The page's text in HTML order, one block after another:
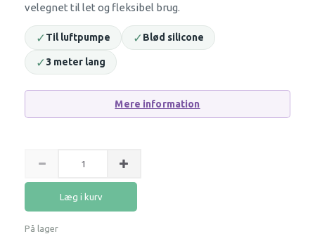
velegnet til let og fleksibel brug.
✓Til luftpumpe ✓Blød silicone
✓3 meter lang
Mere information
Læg i kurv
På lager